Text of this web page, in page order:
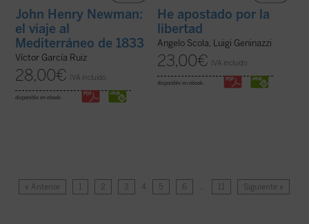
John Henry Newman:
el viaje al
Mediterráneo de 1833
Víctor García Ruiz
28,00€ IVA incluido
disponible en ebook:
He apostado por la
libertad
Angelo Scola, Luigi Geninazzi
23,00€ IVA incluido
disponible en ebook:
« Anterior 1 2 3 4 5 6 … 11 Siguiente »